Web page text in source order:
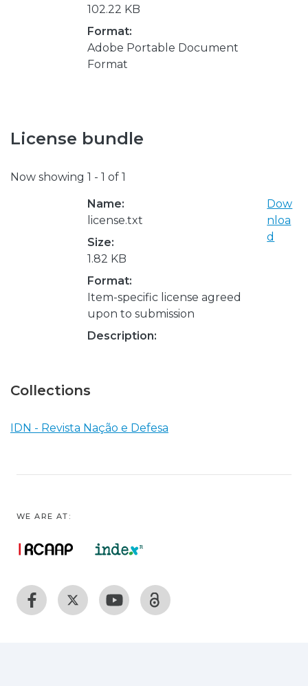
102.22 KB
Format:
Adobe Portable Document
Format
License bundle
Now showing 1 - 1 of 1
Name:
license.txt
Size:
1.82 KB
Format:
Item-specific license agreed
upon to submission
Description:
Dow
nloa
d
Collections
IDN - Revista Nação e Defesa
WE ARE AT: